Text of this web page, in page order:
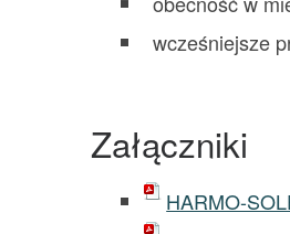
wcześniejsze
Załączniki
HARMO-